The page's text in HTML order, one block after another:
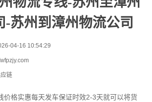
-苏州到漳州物流公司
04-16 10:54:29
链
价格实惠每天发车保证时效2-3天就可以将货